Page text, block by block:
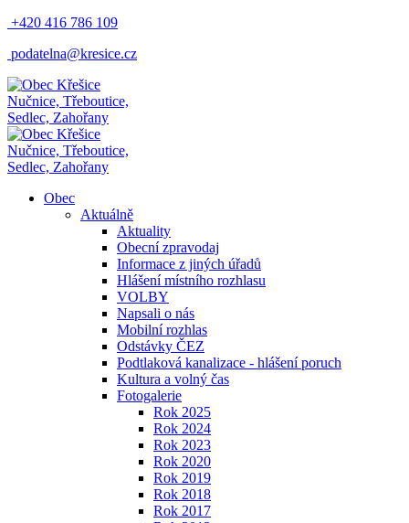
+420 416 786 109
podatelna@kresice.cz
Nučnice, Třeboutice,
Sedlec, Zahořany
Nučnice, Třeboutice,
Sedlec, Zahořany
Obec
Aktuálně
Aktuality
Obecní zpravodaj
Informace z jiných úřadů
Hlášení místního rozhlasu
VOLBY
Napsali o nás
Mobilní rozhlas
Odstávky ČEZ
Podtlaková kanalizace - hlášení poruch
Kultura a volný čas
Fotogalerie
Rok 2025
Rok 2024
Rok 2023
Rok 2020
Rok 2019
Rok 2018
Rok 2017